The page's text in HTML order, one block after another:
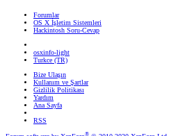
Forumlar
OS X İşletim Sistemleri
Hackintosh Soru-Cevap
osxinfo-light
Turkce (TR)
Bize Ulaşın
Kullanım ve Şartlar
Gizlilik Politikası
Yardım
Ana Sayfa
RSS
®